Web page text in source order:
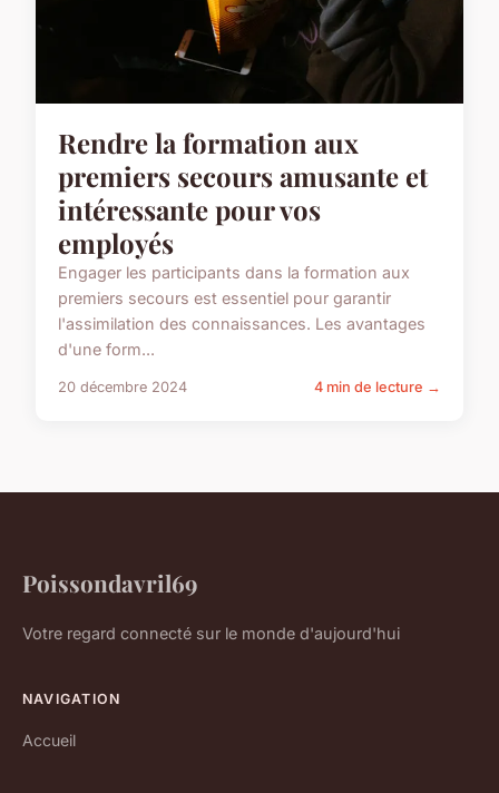
Rendre la formation aux
premiers secours amusante et
intéressante pour vos
employés
Engager les participants dans la formation aux
premiers secours est essentiel pour garantir
l'assimilation des connaissances. Les avantages
d'une form...
20 décembre 2024 4 min de lecture →
Poissondavril69
Votre regard connecté sur le monde d'aujourd'hui
NAVIGATION
Accueil